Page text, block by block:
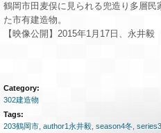
鶴岡市田麦俣に見られる兜造り多層
た市有建造物。
【映像公開】2015年1月17日、永井毅
Category:
302建造物
Tags:
203鶴岡市 author1永井毅 season4冬 series3